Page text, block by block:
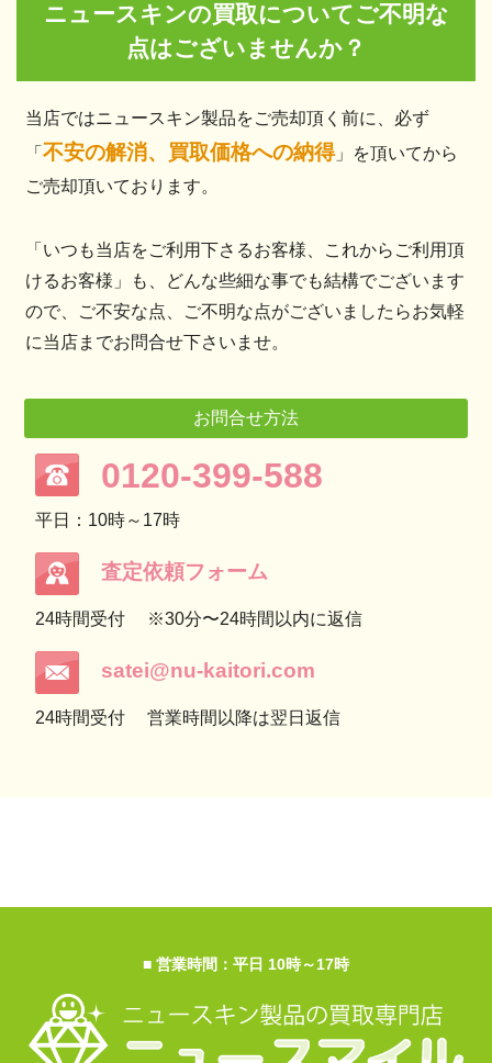
ニュースキンの買取についてご不明な
点はございませんか？
当店ではニュースキン製品をご売却頂く前に、必ず
「不安の解消、買取価格への納得」を頂いてから
ご売却頂いております。
「いつも当店をご利用下さるお客様、これからご利用頂
けるお客様」も、どんな些細な事でも結構でございます
ので、ご不安な点、ご不明な点がございましたらお気軽
に当店までお問合せ下さいませ。
お問合せ方法
0120-399-588
平日：10時～17時
査定依頼フォーム
24時間受付 ※30分〜24時間以内に返信
satei@nu-kaitori.com
24時間受付 営業時間以降は翌日返信
■ 営業時間：平日 10時～17時